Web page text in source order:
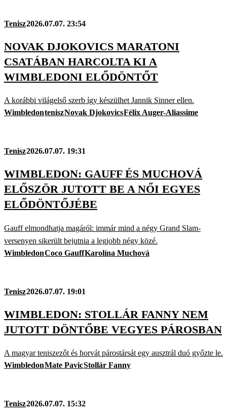
Tenisz2026.07.07. 23:54
NOVAK DJOKOVICS MARATONI
CSATÁBAN HARCOLTA KI A
WIMBLEDONI ELŐDÖNTŐT
A korábbi világelső szerb így készülhet Jannik Sinner ellen.
WimbledonteniszNovak DjokovicsFélix Auger-Aliassime
Tenisz2026.07.07. 19:31
WIMBLEDON: GAUFF ÉS MUCHOVÁ
ELŐSZÖR JUTOTT BE A NŐI EGYES
ELŐDÖNTŐJÉBE
Gauff elmondhatja magáról: immár mind a négy Grand Slam-
versenyen sikerült bejutnia a legjobb négy közé.
WimbledonCoco GauffKarolína Muchová
Tenisz2026.07.07. 19:01
WIMBLEDON: STOLLÁR FANNY NEM
JUTOTT DÖNTŐBE VEGYES PÁROSBAN
A magyar teniszezőt és horvát párostársát egy ausztrál duó győzte le.
WimbledonMate PavicStollár Fanny
Tenisz2026.07.07. 15:32